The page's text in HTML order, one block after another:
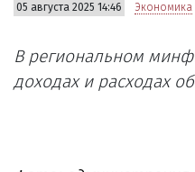
05 августа 2025 14:46 Экономика
В региональном
доходах и расходах